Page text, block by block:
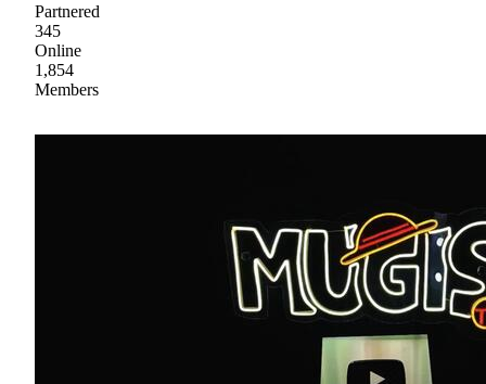
Partnered
345
Online
1,854
Members